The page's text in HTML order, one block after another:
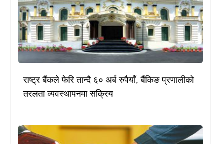
राष्ट्र बैंकले फेरि तान्दै ६० अर्ब रुपैयाँ, बैंकिङ प्रणालीको
तरलता व्यवस्थापनमा सक्रिय